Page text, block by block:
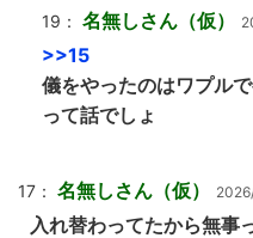
19： 名無しさん（仮）
>>15
儀をやったのはワプル
って話でしょ
17： 名無しさん（仮）
入れ替わってたから無事